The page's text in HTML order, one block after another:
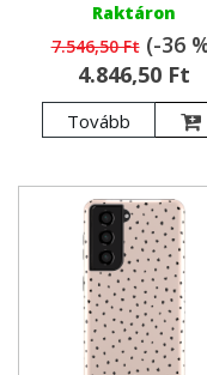
Raktáron
7.546,50 Ft(-36
4.846,50 Ft
Tovább